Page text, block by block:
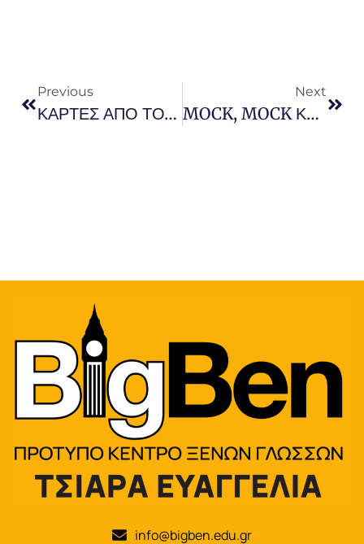
Previous
ΚΑΡΤΕΣ ΑΠΟ ΤΟΥΣ ΜΑΘΗΤΕΣ ΜΑΣ ΓΙΑ ΤΟ ΧΑΜΟΓΕΛΟ ΤΟΥ ΠΑΙΔΙΟΥ !!!
Next
MOCK, MOCK Και Πάλι MOCK!!
info@bigben.edu.gr